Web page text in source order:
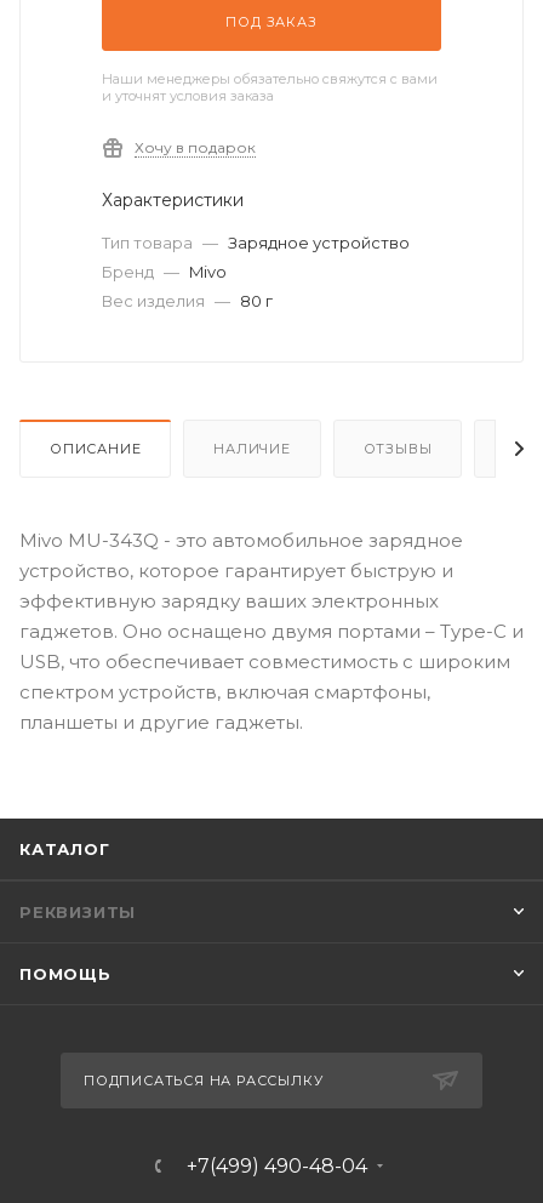
ПОД ЗАКАЗ
Наши менеджеры обязательно свяжутся с вами
и уточнят условия заказа
Хочу в подарок
Характеристики
Тип товара — Зарядное устройство
Бренд — Mivo
Вес изделия — 80 г
ОПИСАНИЕ НАЛИЧИЕ ОТЗЫВЫ
Mivo MU-343Q - это автомобильное зарядное
устройство, которое гарантирует быструю и
эффективную зарядку ваших электронных
гаджетов. Оно оснащено двумя портами – Type-C и
USB, что обеспечивает совместимость с широким
спектром устройств, включая смартфоны,
планшеты и другие гаджеты.
КАТАЛОГ
РЕКВИЗИТЫ
ПОМОЩЬ
ПОДПИСАТЬСЯ НА РАССЫЛКУ
+7(499) 490-48-04